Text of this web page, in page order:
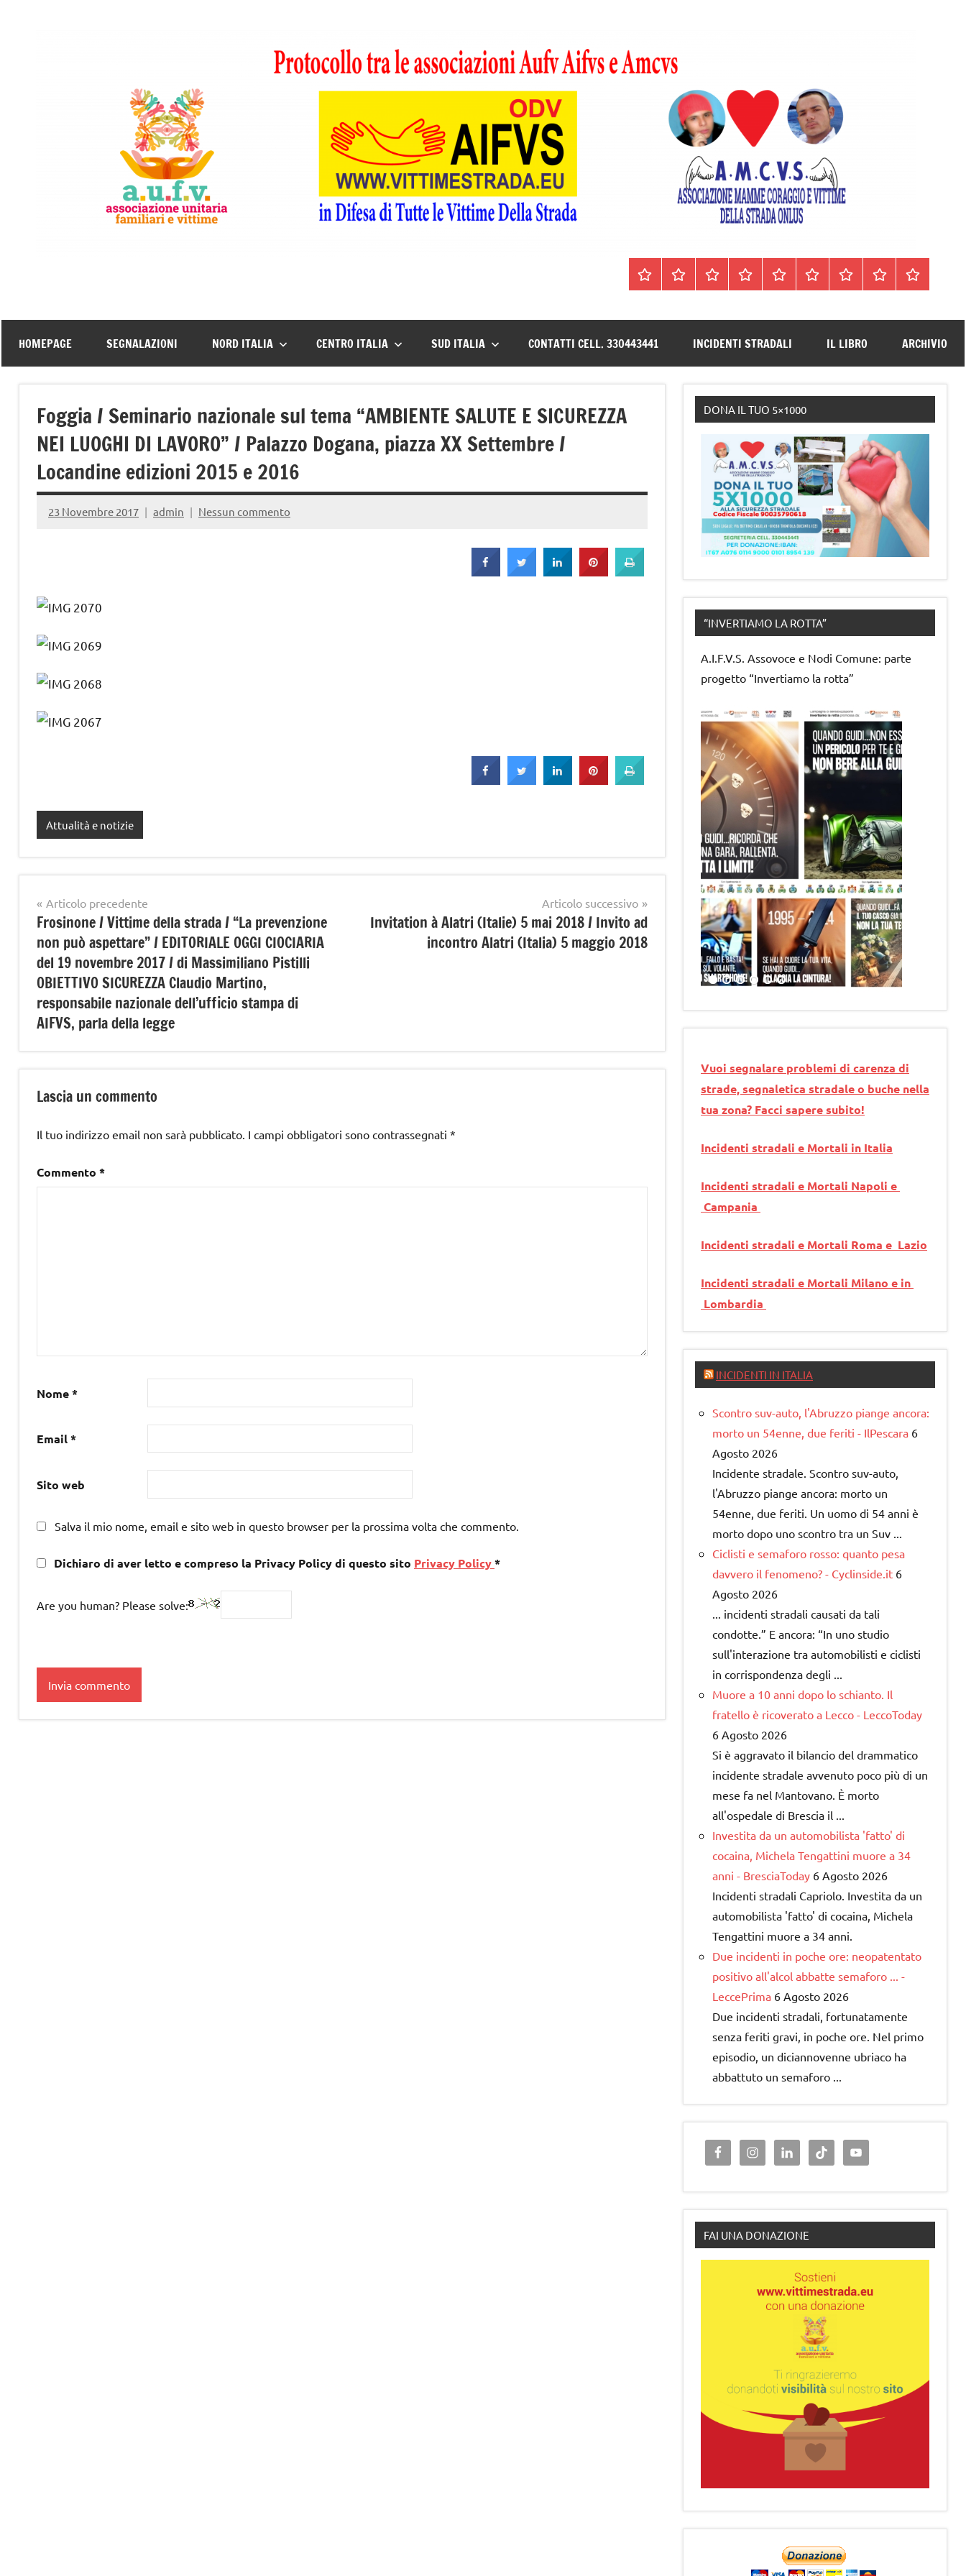
–
Associazione
Italiana
Familiari
e
Strada
di
tutte
strada
HomepageSegnalazioni
Nord
Centro
Sud
Contatti
330443441
Incidenti
Il
Archivio
HOMEPAGE SEGNALAZIONI NORD ITALIA CENTRO ITALIA SUD ITALIA CONTATTI CELL. 330443441 INCIDENTI STRADALI IL LIBRO ARCHIVIO
Foggia / Seminario nazionale sul tema “AMBIENTE SALUTE E SICUREZZA
NEI LUOGHI DI LAVORO” / Palazzo Dogana, piazza XX Settembre /
Locandine edizioni 2015 e 2016
23 Novembre 2017 admin Nessun commento
Attualità e notizie
Navigazione
articoli
Articolo precedente
Frosinone / Vittime della strada / “La prevenzione
non può aspettare” / EDITORIALE OGGI CIOCIARIA
del 19 novembre 2017 / di Massimiliano Pistilli
OBIETTIVO SICUREZZA Claudio Martino,
responsabile nazionale dell’ufficio stampa di
AIFVS, parla della legge
Articolo successivo
Invitation à Alatri (Italie) 5 mai 2018 / Invito ad
incontro Alatri (Italia) 5 maggio 2018
Lascia un commento
Il tuo indirizzo email non sarà pubblicato. I campi obbligatori sono contrassegnati *
Commento *
Nome*
Email*
Sito web
Salva il mio nome, email e sito web in questo browser per la prossima volta che commento.
Dichiaro di aver letto e compreso la Privacy Policy di questo sito Privacy Policy*
Are you human? Please solve:
DONA IL TUO 5×1000
“INVERTIAMO LA ROTTA”
A.I.F.V.S. Assovoce e Nodi Comune: parte
progetto “Invertiamo la rotta”
Vuoi segnalare problemi di carenza di
strade, segnaletica stradale o buche nella
tua zona? Facci sapere subito!
Incidenti stradali e Mortali in Italia
Incidenti stradali e Mortali Napoli e
Campania
Incidenti stradali e Mortali Roma e Lazio
Incidenti stradali e Mortali Milano e in
Lombardia
INCIDENTI IN ITALIA
Scontro suv-auto, l'Abruzzo piange ancora:
morto un 54enne, due feriti - IlPescara 6
Agosto 2026
Incidente stradale. Scontro suv-auto,
l'Abruzzo piange ancora: morto un
54enne, due feriti. Un uomo di 54 anni è
morto dopo uno scontro tra un Suv ...
Ciclisti e semaforo rosso: quanto pesa
davvero il fenomeno? - Cyclinside.it 6
Agosto 2026
... incidenti stradali causati da tali
condotte.” E ancora: “In uno studio
sull'interazione tra automobilisti e ciclisti
in corrispondenza degli ...
Muore a 10 anni dopo lo schianto. Il
fratello è ricoverato a Lecco - LeccoToday
6 Agosto 2026
Si è aggravato il bilancio del drammatico
incidente stradale avvenuto poco più di un
mese fa nel Mantovano. È morto
all'ospedale di Brescia il ...
Investita da un automobilista 'fatto' di
cocaina, Michela Tengattini muore a 34
anni - BresciaToday 6 Agosto 2026
Incidenti stradali Capriolo. Investita da un
automobilista 'fatto' di cocaina, Michela
Tengattini muore a 34 anni.
Due incidenti in poche ore: neopatentato
positivo all'alcol abbatte semaforo ... -
LeccePrima 6 Agosto 2026
Due incidenti stradali, fortunatamente
senza feriti gravi, in poche ore. Nel primo
episodio, un diciannovenne ubriaco ha
abbattuto un semaforo ...
FAI UNA DONAZIONE